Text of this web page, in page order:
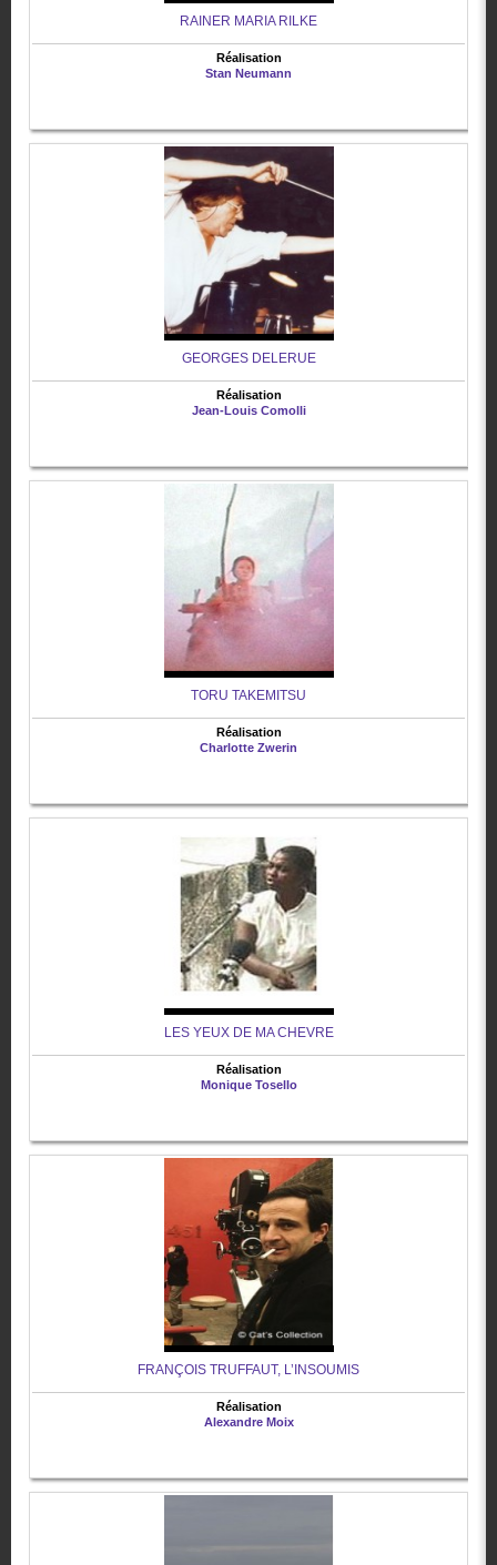
RAINER MARIA RILKE
Réalisation
Stan Neumann
GEORGES DELERUE
Réalisation
Jean-Louis Comolli
TORU TAKEMITSU
Réalisation
Charlotte Zwerin
LES YEUX DE MA CHEVRE
Réalisation
Monique Tosello
FRANÇOIS TRUFFAUT, L’INSOUMIS
Réalisation
Alexandre Moix